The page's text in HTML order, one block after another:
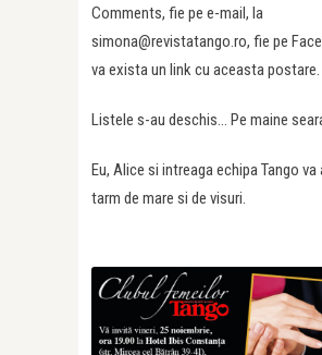
Comments, fie pe e-mail, la
simona@revistatango.ro, fie pe
va exista un link cu aceasta postare.
Listele s-au deschis… Pe maine
Eu, Alice si intreaga echipa Tango
tarm de mare si de visuri.